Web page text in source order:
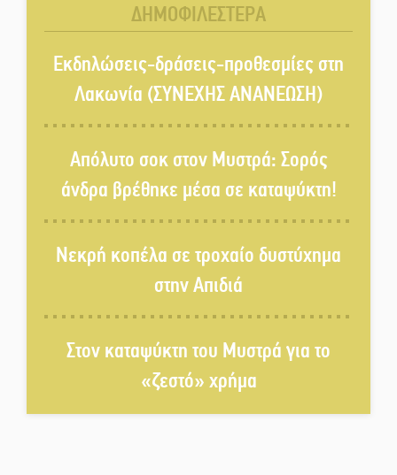
«Κλειστά» ανοιχτά προαύλια
στον Δ. Σπάρτης;
Δεκαπενταύγουστος στην
Πετρίνα: Αντάμωμα με μουσική,
χορό και παράδοση
Ταϊβάν: Στη βάση τους τα
παγκόσμια Σπαρτιατόπουλα
«Ρίζες και Ρεύματα» στο
ΔΗΜΟΦΙΛΕΣΤΕΡΑ
Εκδηλώσεις-δράσεις-προθεσμίες στη
Λακωνία (ΣΥΝΕΧΗΣ ΑΝΑΝΕΩΣΗ)
Απόλυτο σοκ στον Μυστρά: Σορός
άνδρα βρέθηκε μέσα σε καταψύκτη!
Νεκρή κοπέλα σε τροχαίο δυστύχημα
στην Απιδιά
Στον καταψύκτη του Μυστρά για το
«ζεστό» χρήμα